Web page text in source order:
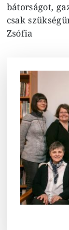
bátorságot,
csak
Zsófia